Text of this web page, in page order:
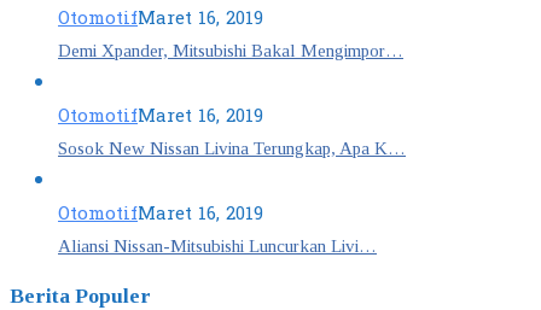
OtomotifMaret 16, 2019
Demi Xpander, Mitsubishi Bakal Mengimpor…
OtomotifMaret 16, 2019
Sosok New Nissan Livina Terungkap, Apa K…
OtomotifMaret 16, 2019
Aliansi Nissan-Mitsubishi Luncurkan Livi…
Berita Populer